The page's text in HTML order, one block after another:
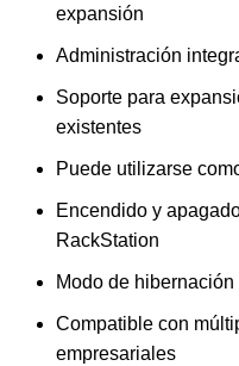
expansión
Administración
Soporte para
existentes
Puede utilizarse
Encendido y
RackStation
Modo de
Compatible con
empresariales